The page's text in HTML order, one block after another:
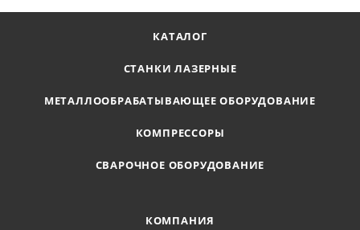
КАТАЛОГ
СТАНКИ ЛАЗЕРНЫЕ
МЕТАЛЛООБРАБАТЫВАЮЩЕЕ ОБОРУДОВАНИЕ
КОМПРЕССОРЫ
СВАРОЧНОЕ ОБОРУДОВАНИЕ
КОМПАНИЯ